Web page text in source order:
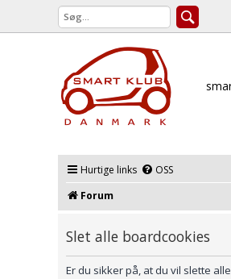
Hurtige links OSS
Forum
Slet alle boardcookies
Er du sikker på, at du vil slette